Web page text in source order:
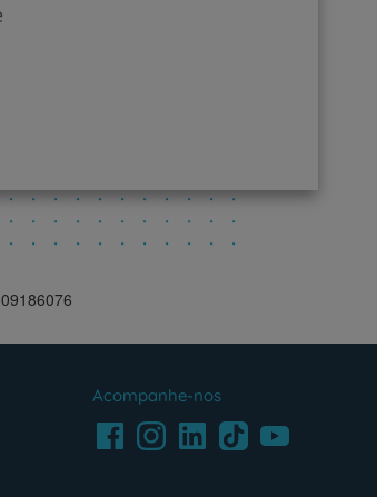
Acompanhe-nos
FacebookInstagramLinkedInTikTokYoutube